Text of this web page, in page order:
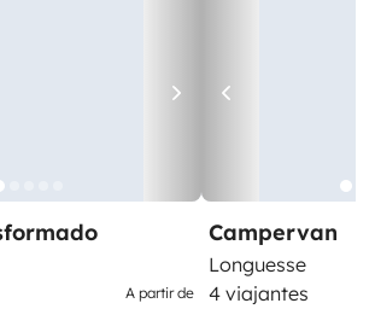
A partir de
Campervan
Longuesse
4 viajantes